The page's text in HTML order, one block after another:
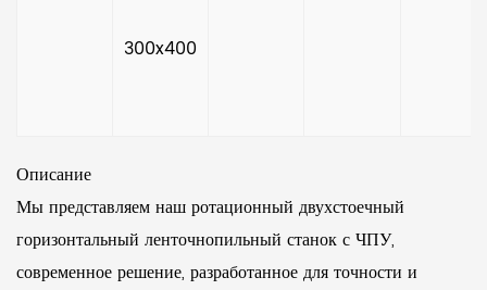
300x400
Описание
Мы представляем наш ротационный двухстоечный
горизонтальный ленточнопильный станок с ЧПУ,
современное решение, разработанное для точности и